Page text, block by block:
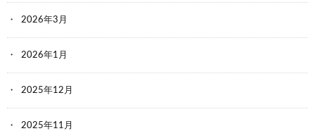
2026年3月
2026年1月
2025年12月
2025年11月